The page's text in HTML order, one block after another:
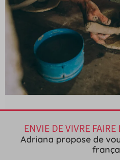
ENVIE DE VIVRE
Adriana propose de